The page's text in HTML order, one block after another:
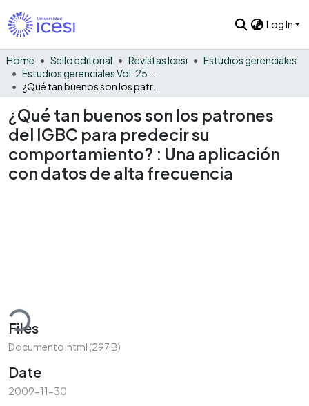
Log In
Home Sello editorial Revistas Icesi
Estudios gerenciales
¿Qué tan buenos son los patrones
del IGBC para predecir su
comportamiento? : Una aplicación
con datos de alta frecuencia
Files
Documento.html (297 B)
Date
2009-11-30